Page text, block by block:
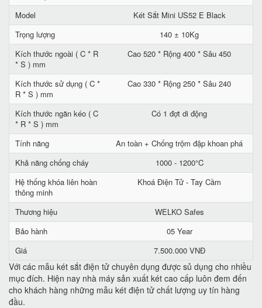
Model
Két Sắt Mini US52 E Black
Trọng lượng
140 ± 10Kg
Kích thước ngoài ( C * R
* S ) mm
Cao 520 * Rộng 400 * Sâu 450
Kích thước sử dụng ( C *
R * S ) mm
Cao 330 * Rộng 250 * Sâu 240
Kích thước ngăn kéo ( C
* R * S ) mm
Có 1 đợt di động
Tính năng
An toàn + Chống trộm đập khoan phá
Khả năng chống cháy
1000 - 1200°C
Hệ thống khóa liên hoàn
thông minh
Khoá Điện Tử - Tay Cầm
Thương hiệu
WELKO Safes
Bảo hành
05 Year
Giá
7.500.000 VNĐ
Với các mẫu két sắt điện tử chuyên dụng được sủ dụng cho nhiều
mục đích. Hiện nay nhà máy sản xuất két cao cấp luôn đem đến
cho khách hàng những mẫu két điện tử chất lượng uy tín hàng
đầu.